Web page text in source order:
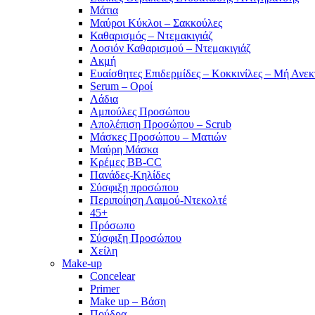
Μάτια
Μαύροι Κύκλοι – Σακκούλες
Καθαρισμός – Ντεμακιγιάζ
Λοσιόν Καθαρισμού – Ντεμακιγιάζ
Ακμή
Ευαίσθητες Επιδερμίδες – Κοκκινίλες – Μή
Serum – Οροί
Λάδια
Αμπούλες Προσώπου
Απολέπιση Προσώπου – Scrub
Μάσκες Προσώπου – Ματιών
Μαύρη Μάσκα
Κρέμες BB-CC
Πανάδες-Κηλίδες
Σύσφιξη προσώπου
Περιποίηση Λαιμού-Ντεκολτέ
45+
Πρόσωπο
Σύσφιξη Προσώπου
Χείλη
Make-up
Concelear
Primer
Make up – Βάση